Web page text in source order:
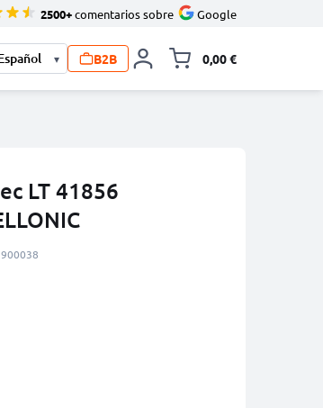
2500+comentarios sobre Google
▾ B2B 0,00 €
LT 41856